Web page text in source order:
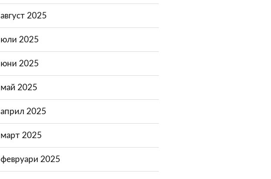
август 2025
юли 2025
юни 2025
май 2025
април 2025
март 2025
февруари 2025